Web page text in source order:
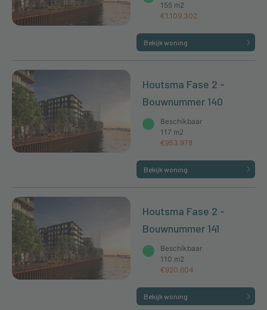
155 m2
€1.109.302
Bekijk woning
Houtsma Fase 2 -
Bouwnummer 140
Beschikbaar
117 m2
€953.978
Bekijk woning
Houtsma Fase 2 -
Bouwnummer 141
Beschikbaar
110 m2
€920.604
Bekijk woning